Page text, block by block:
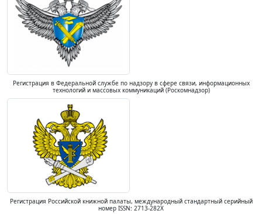
Регистрация в Федеральной службе по надзору в сфере связи, информационных
технологий и массовых коммуникаций (Роскомнадзор)
Регистрация Российской книжной палаты, международный стандартный серийный
номер ISSN: 2713-282X